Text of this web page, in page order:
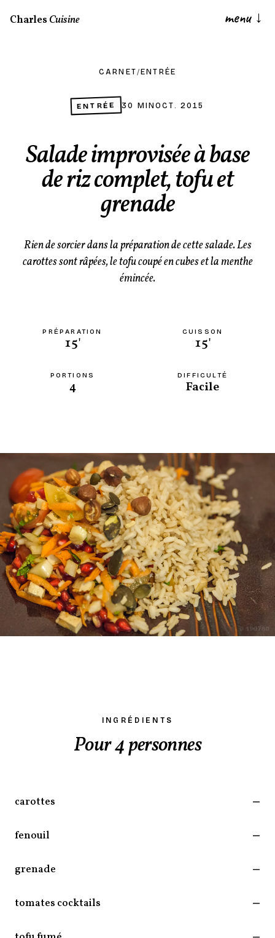
CharlesCuisine menu ↓
CARNET/ ENTRÉE
ENTRÉE 30 MINOCT. 2015
Salade improvisée à base
de riz complet, tofu et
grenade
Rien de sorcier dans la préparation de cette salade. Les
carottes sont râpées, le tofu coupé en cubes et la menthe
émincée.
PRÉPARATION
15'
CUISSON
15'
PORTIONS
4
DIFFICULTÉ
Facile
INGRÉDIENTS
Pour 4 personnes
carottes —
fenouil —
grenade —
tomates cocktails —